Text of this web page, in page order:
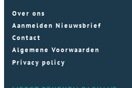
Over ons
Aanmelden Nieuwsbrief
Contact
Algemene Voorwaarden
Privacy policy